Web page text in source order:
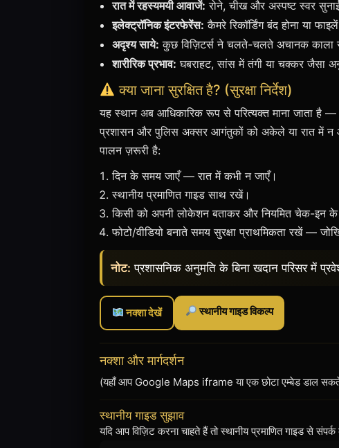
रात में रहस्यमयी आवाजें: रोने, चीख और अस्पष्ट स्वर
इलेक्ट्रॉनिक इंटरफेरेंस: कैमरे रिकॉर्डिंग बंद होना या
अदृश्य साये: कुछ विज़िटर्स ने चलते-चलते अचानक काला
शारीरिक प्रभाव: घबराहट, सांस में तंगी या चक्कर जैसा
क्या जाना सुरक्षित है? (सुरक्षा निर्देश)
यह स्थान अब आधिकारिक रूप से परित्यक्त माना जाता है
प्रशासन और पुलिस अक्सर आगंतुकों को अकेले या रात में न
पालन ज़रूरी है:
दिन के समय जाएँ — रात में कभी न जाएँ।
स्थानीय प्रमाणित गाइड साथ रखें।
किसी को अपनी लोकेशन बताकर और नियमित चेक-इन के
फोटो/वीडियो बनाते समय सुरक्षा प्राथमिकता रखें —
नोट: प्रशासनिक अनुमति के बिना खदान परिसर में
नक्शा देखें स्थानीय गाइड विकल्प
नक्शा और मार्गदर्शन
(यहाँ आप Google Maps iframe या एक छोटा एम्बेड डाल
स्थानीय गाइड सुझाव
यदि आप विज़िट करना चाहते हैं तो स्थानीय प्रमाणित गाइड से